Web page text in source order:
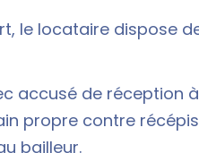
le locataire dispose
accusé de réception à
propre contre
bailleur.